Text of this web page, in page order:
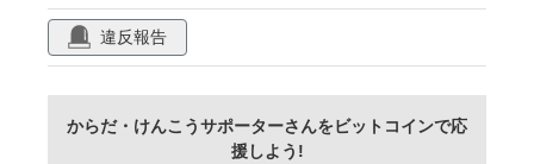
違反報告
からだ・けんこうサポーターさんをビットコインで応
援しよう!